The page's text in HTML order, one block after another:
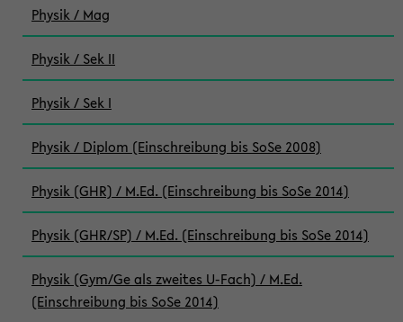
Physik / Mag
Physik / Sek II
Physik / Sek I
Physik / Diplom (Einschreibung bis SoSe 2008)
Physik (GHR) / M.Ed. (Einschreibung bis SoSe 2014)
Physik (GHR/SP) / M.Ed. (Einschreibung bis SoSe 2014)
Physik (Gym/Ge als zweites U-Fach) / M.Ed.
(Einschreibung bis SoSe 2014)